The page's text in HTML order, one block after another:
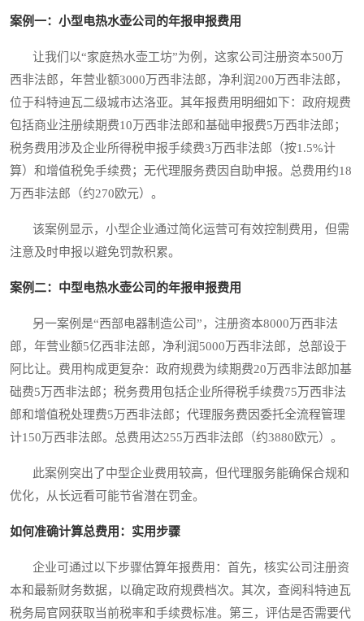
案例一：小型电热水壶公司的年报申报费用
让我们以“家庭热水壶工坊”为例，这家公司注册资本500万
西非法郎，年营业额3000万西非法郎，净利润200万西非法郎，
位于科特迪瓦二级城市达洛亚。其年报费用明细如下：政府规费
包括商业注册续期费10万西非法郎和基础申报费5万西非法郎；
税务费用涉及企业所得税申报手续费3万西非法郎（按1.5%计
算）和增值税免手续费；无代理服务费因自助申报。总费用约18
万西非法郎（约270欧元）。
该案例显示，小型企业通过简化运营可有效控制费用，但需
注意及时申报以避免罚款积累。
案例二：中型电热水壶公司的年报申报费用
另一案例是“西部电器制造公司”，注册资本8000万西非法
郎，年营业额5亿西非法郎，净利润5000万西非法郎，总部设于
阿比让。费用构成更复杂：政府规费为续期费20万西非法郎加基
础费5万西非法郎；税务费用包括企业所得税手续费75万西非法
郎和增值税处理费5万西非法郎；代理服务费因委托全流程管理
计150万西非法郎。总费用达255万西非法郎（约3880欧元）。
此案例突出了中型企业费用较高，但代理服务能确保合规和
优化，从长远看可能节省潜在罚金。
如何准确计算总费用：实用步骤
企业可通过以下步骤估算年报费用：首先，核实公司注册资
本和最新财务数据，以确定政府规费档次。其次，查阅科特迪瓦
税务局官网获取当前税率和手续费标准。第三，评估是否需要代